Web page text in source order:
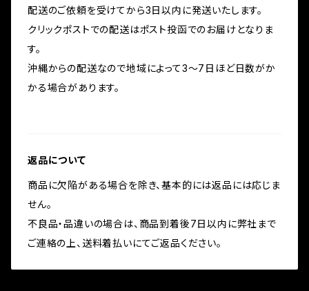
配送のご依頼を受けてから3日以内に発送いたします。
クリックポストでの配送はポスト投函でのお届けとなりま
す。
沖縄からの配送なので地域によって3〜7日ほど日数がか
かる場合があります。
返品について
商品に欠陥がある場合を除き、基本的には返品には応じま
せん。
不良品・品違いの場合は、商品到着後7日以内に弊社まで
ご連絡の上、送料着払いにてご返品ください。